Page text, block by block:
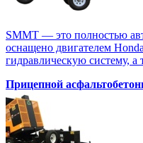
SMMT — это полностью
оснащено двигателем
гидравлическую систему, а
Прицепной